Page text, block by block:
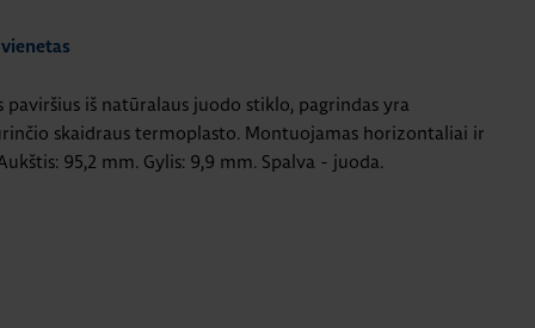
paviršius iš natūralaus juodo stiklo, pagrindas yra
skaidraus termoplasto. Montuojamas horizontaliai ir
95,2 mm. Gylis: 9,9 mm. Spalva - juoda.